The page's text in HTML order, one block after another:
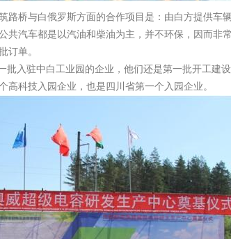
桥与白俄罗斯方面的合作项目是：由白方提供
汽车都是以汽油和柴油为主，并不环保，因而非
订单。
入驻中白工业园的企业，他们还是第一批开工建
科技入园企业，也是四川省第一个入园企业。